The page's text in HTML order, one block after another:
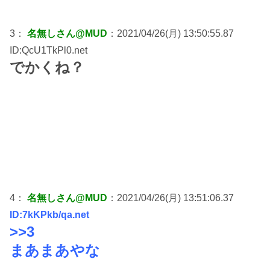
3： 名無しさん@MUD ：2021/04/26(月) 13:50:55.87
ID:QcU1TkPl0.net
でかくね？
4： 名無しさん@MUD ：2021/04/26(月) 13:51:06.37
ID:7kKPkb/qa.net
>>3
まあまあやな